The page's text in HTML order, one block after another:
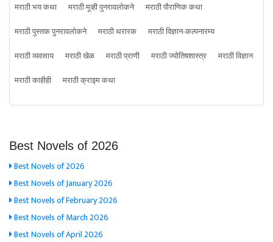
मराठी भय कथा
मराठी मूव्ही पुनरावलोकने
मराठी पौराणिक कथा
मराठी पुस्तक पुनरावलोकने
मराठी थरारक
मराठी विज्ञान-कल्पनारम्य
मराठी व्यवसाय
मराठी खेळ मराठी प्राणी मराठी ज्योतिषशास्त्र
मराठी विज्ञान
मराठी काहीही
मराठी क्राइम कथा
Best Novels of 2026
Best Novels of 2026
Best Novels of January 2026
Best Novels of February 2026
Best Novels of March 2026
Best Novels of April 2026